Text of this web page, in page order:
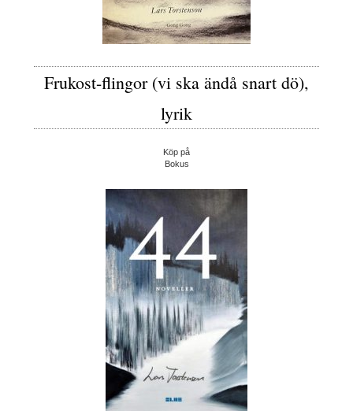
Frukost-flingor (vi ska ändå snart dö),
lyrik
Köp på
Bokus